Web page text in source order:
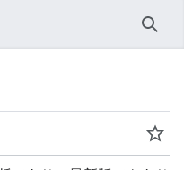
検索
ウ